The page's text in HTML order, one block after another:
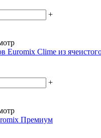
+
Euromix Clime из
+
Премиум